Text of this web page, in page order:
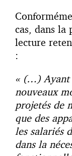
cas, dans la
lecture
:
« (…) Ayant
nouveaux
projetés de
que des
les salariés
dans la